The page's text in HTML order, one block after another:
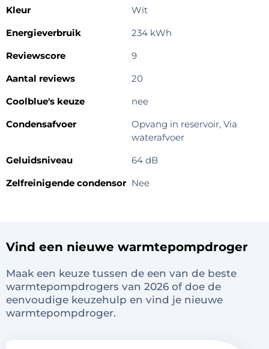
Kleur
Wit
Energieverbruik
234 kWh
Reviewscore
9
Aantal reviews
20
Coolblue's keuze
nee
Condensafvoer
Opvang in reservoir, Via
waterafvoer
Geluidsniveau
64 dB
Zelfreinigende condensor Nee
Vind een nieuwe warmtepompdroger
Maak een keuze tussen de een van de beste
warmtepompdrogers van 2026 of doe de
eenvoudige keuzehulp en vind je nieuwe
warmtepompdroger.